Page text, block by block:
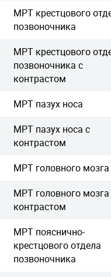
МРТ крестцового
позвоночника
МРТ крестцового
позвоночника с
контрастом
МРТ пазух носа
МРТ пазух носа с
контрастом
МРТ головного мозга
МРТ головного мозга
контрастом
МРТ пояснично-
крестцового отдела
позвоночника